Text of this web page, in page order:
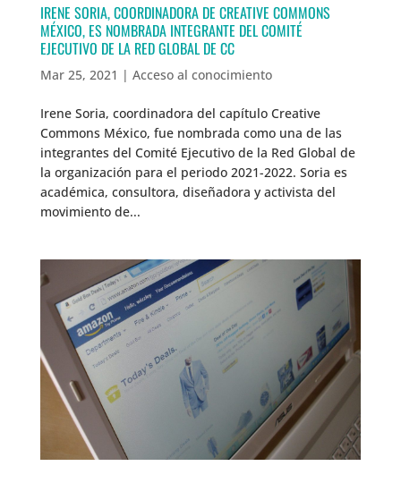
IRENE SORIA, COORDINADORA DE CREATIVE COMMONS
MÉXICO, ES NOMBRADA INTEGRANTE DEL COMITÉ
EJECUTIVO DE LA RED GLOBAL DE CC
Mar 25, 2021 | Acceso al conocimiento
Irene Soria, coordinadora del capítulo Creative
Commons México, fue nombrada como una de las
integrantes del Comité Ejecutivo de la Red Global de
la organización para el periodo 2021-2022. Soria es
académica, consultora, diseñadora y activista del
movimiento de...